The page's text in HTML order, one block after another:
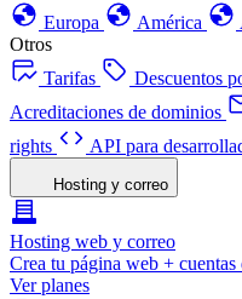
Europa
América
Otros
Tarifas
Descuentos
Acreditaciones de dominios
rights
API para
Hosting y correo
Hosting web y correo
Crea tu página web +
Ver planes